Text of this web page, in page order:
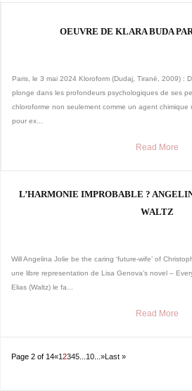
OEUVRE DE KLARA BUDA
Paris, le 3 mai 2024 Kloroform (Dudaj, Tiranë, 2009) :
plonge dans les profondeurs psychologiques de ses
chloroforme non seulement comme un agent chimique
pour ex...
Read More
L’HARMONIE IMPROBABLE ?
WALTZ
Will Angelina Jolie be the caring ‘future-wife’ of
une libre representation de Lisa Genova’s novel –
Elias (Waltz) le fa...
Read More
Page 2 of 14«12345 10 »Last »